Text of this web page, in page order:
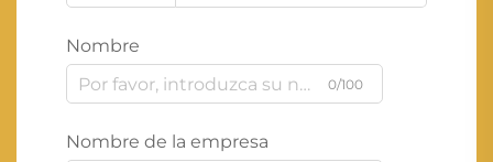
Nombre
0/100
Nombre de la empresa